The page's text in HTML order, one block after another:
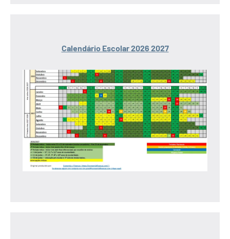
Calendário Escolar 2026 2027